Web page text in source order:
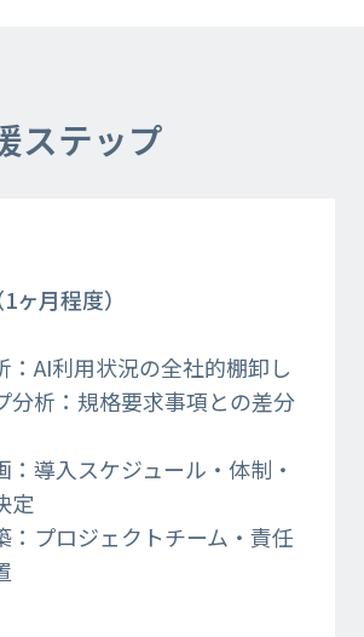
ステップ
ヶ月程度）​
：AI利用状況の全社的棚卸し​
分析：規格要求事項との差分
：導入スケジュール・体制・
定​
：プロジェクトチーム・責任